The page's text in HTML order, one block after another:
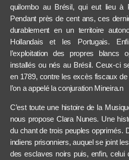
quilombo au Brésil, qui eut lieu à
Pendant près de cent ans, ces
durablement en un territoire
Hollandais et les Portugais.
l’exploitation des propres blancs
installés ou nés au Brésil. Ceux-ci
en 1789, contre les excès fiscaux
l’on a appelé la conjuration Mineira.n
C’est toute une histoire de la
nous propose Clara Nunes. Une
du chant de trois peuples opprimés.
indiens prisonniers, auquel se joint
des esclaves noirs puis, enfin, celui